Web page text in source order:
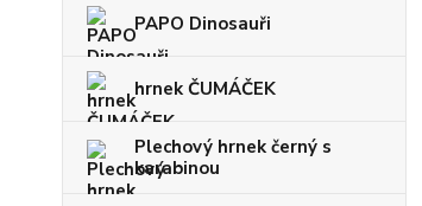
PAPO Dinosauři
hrnek ČUMÁČEK
Plechový hrnek černý s
karabinou